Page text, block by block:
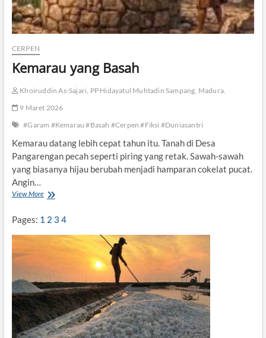
CERPEN
Kemarau yang Basah
Khoiruddin As-Sajari, PP Hidayatul Muhtadin Sampang, Madura.
9 Maret 2026
#Garam #Kemarau #Basah #Cerpen #Fiksi #Duniasantri
Kemarau datang lebih cepat tahun itu. Tanah di Desa
Pangarengan pecah seperti piring yang retak. Sawah-sawah
yang biasanya hijau berubah menjadi hamparan cokelat pucat.
Angin…
View MoreK
m
a
r
y
n
a
s
Pages: 1 2 3 4